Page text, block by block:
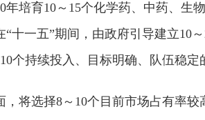
年培育10～15个化学药、中药、生
十一五”期间，由政府引导建立10
个持续投入、目标明确、队伍稳定
选择8～10个目前市场占有率较